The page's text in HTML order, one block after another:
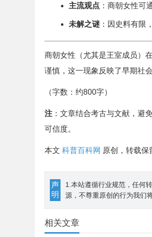
主流观点 ：商朝女性可
未解之谜 ：因史料有限
商朝女性（尤其是王室成员）
谨慎，这一现象反映了早期社
（字数：约800字）
注 ：文章结合考古与文献，避
可信度。
本文 科普百科网 原创，转载保
声
明
1.本站遵循行业规范，任何
源，不尊重原创的行为我们
相关文章